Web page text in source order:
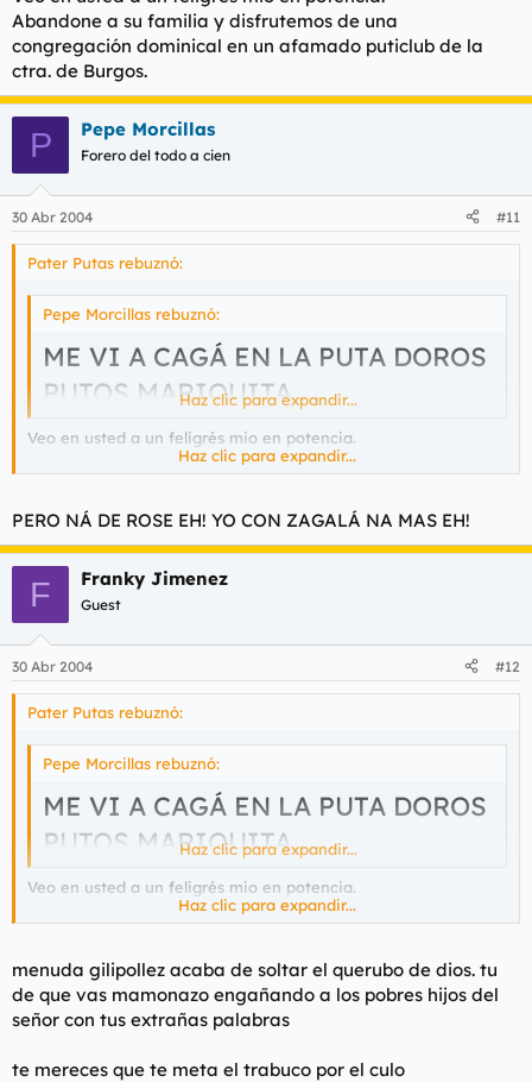
Abandone a su familia y disfrutemos de una
congregación dominical en un afamado puticlub de la
ctra. de Burgos.
P Pepe Morcillas
Forero del todo a cien
30 Abr 2004 #11
Pater Putas rebuznó:
Pepe Morcillas rebuznó:
ME VI A CAGÁ EN LA PUTA DOROS
PUTOS MARIQUITA
Haz clic para expandir...
Veo en usted a un feligrés mio en potencia.
Abandone a su familia y disfrutemos de una congregación
dominical en un afamado puticlub de la ctra. de Burgos.
Haz clic para expandir...
PERO NÁ DE ROSE EH! YO CON ZAGALÁ NA MAS EH!
F Franky Jimenez
Guest
30 Abr 2004 #12
Pater Putas rebuznó:
Pepe Morcillas rebuznó:
ME VI A CAGÁ EN LA PUTA DOROS
PUTOS MARIQUITA
Haz clic para expandir...
Veo en usted a un feligrés mio en potencia.
Abandone a su familia y disfrutemos de una congregación
dominical en un afamado puticlub de la ctra. de Burgos.
Haz clic para expandir...
menuda gilipollez acaba de soltar el querubo de dios. tu
de que vas mamonazo engañando a los pobres hijos del
señor con tus extrañas palabras
te mereces que te meta el trabuco por el culo